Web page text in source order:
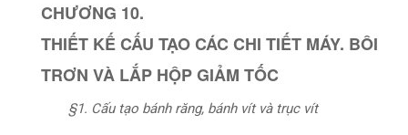
CHƯƠNG 10.
THIẾT KẾ CẤU TẠO CÁC CHI TIẾT MÁY. BÔI
TRƠN VÀ LẮP HỘP GIẢM TỐC
§1. Cấu tạo bánh răng, bánh vít và trục vít